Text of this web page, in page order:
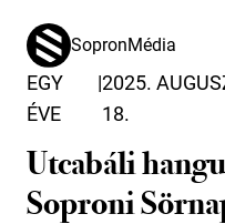
SopronMédia
EGY
ÉVE
|2025.
18.
Utcabáli
Soproni